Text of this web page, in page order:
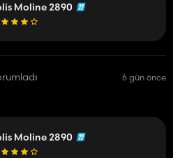
Moline 2890
6 gün önce
Moline 2890